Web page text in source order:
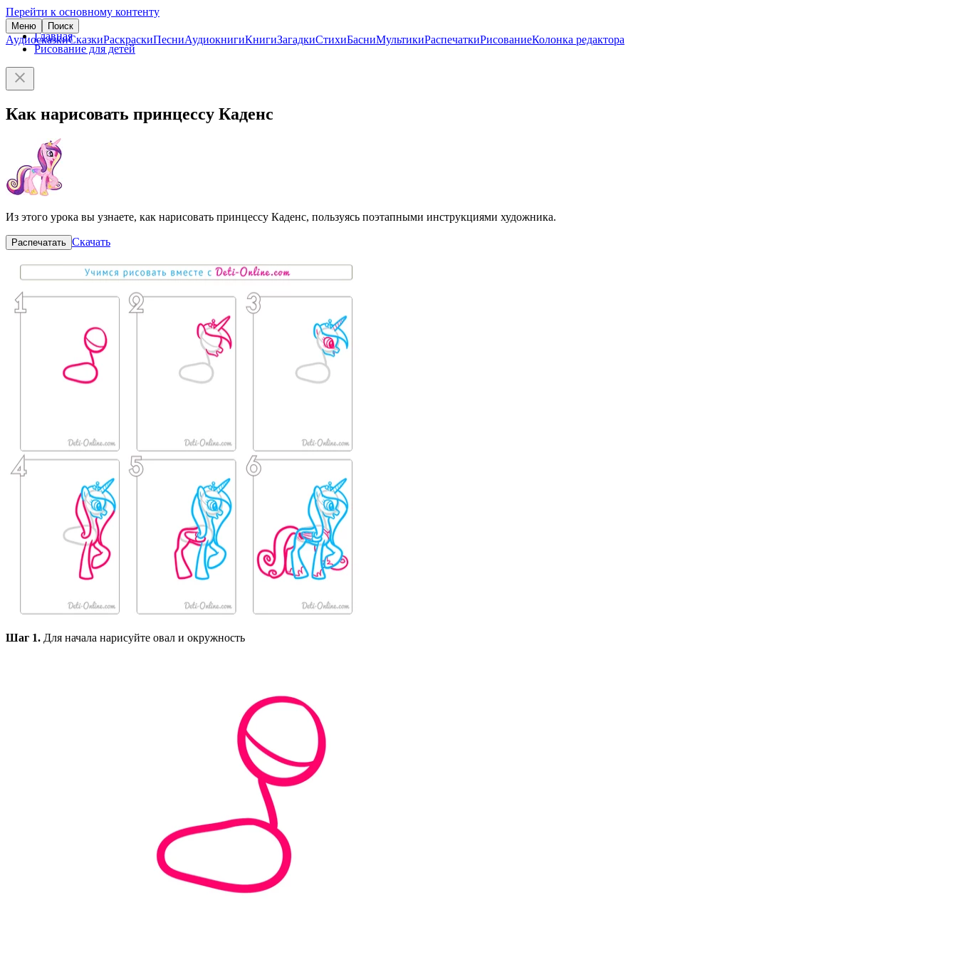
Перейти к основному контенту
Меню Поиск
АудиосказкиСказкиРаскраскиПесниАудиокнигиКнигиЗагадкиСтихиБасниМультикиРаспечаткиРисованиеКолонка редактора
Главная
Рисование для детей
Как нарисовать принцессу Каденс
Из этого урока вы узнаете, как нарисовать принцессу Каденс, пользуясь поэтапными инструкциями художника.
Распечатать Скачать
Шаг 1. Для начала нарисуйте овал и окружность